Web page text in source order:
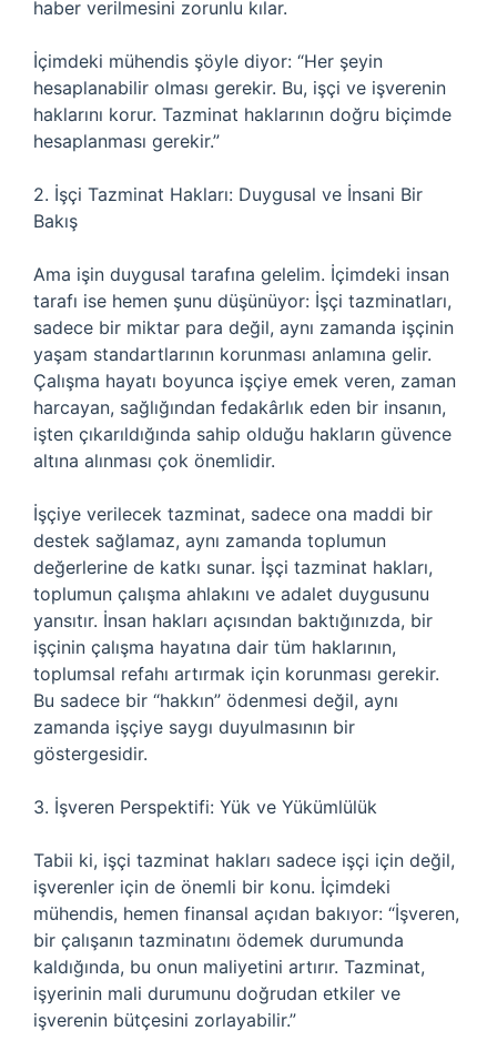
haber verilmesini zorunlu kılar.
İçimdeki mühendis şöyle diyor: “Her şeyin
hesaplanabilir olması gerekir. Bu, işçi ve işverenin
haklarını korur. Tazminat haklarının doğru biçimde
hesaplanması gerekir.”
2. İşçi Tazminat Hakları: Duygusal ve İnsani Bir
Bakış
Ama işin duygusal tarafına gelelim. İçimdeki insan
tarafı ise hemen şunu düşünüyor: İşçi tazminatları,
sadece bir miktar para değil, aynı zamanda işçinin
yaşam standartlarının korunması anlamına gelir.
Çalışma hayatı boyunca işçiye emek veren, zaman
harcayan, sağlığından fedakârlık eden bir insanın,
işten çıkarıldığında sahip olduğu hakların güvence
altına alınması çok önemlidir.
İşçiye verilecek tazminat, sadece ona maddi bir
destek sağlamaz, aynı zamanda toplumun
değerlerine de katkı sunar. İşçi tazminat hakları,
toplumun çalışma ahlakını ve adalet duygusunu
yansıtır. İnsan hakları açısından baktığınızda, bir
işçinin çalışma hayatına dair tüm haklarının,
toplumsal refahı artırmak için korunması gerekir.
Bu sadece bir “hakkın” ödenmesi değil, aynı
zamanda işçiye saygı duyulmasının bir
göstergesidir.
3. İşveren Perspektifi: Yük ve Yükümlülük
Tabii ki, işçi tazminat hakları sadece işçi için değil,
işverenler için de önemli bir konu. İçimdeki
mühendis, hemen finansal açıdan bakıyor: “İşveren,
bir çalışanın tazminatını ödemek durumunda
kaldığında, bu onun maliyetini artırır. Tazminat,
işyerinin mali durumunu doğrudan etkiler ve
işverenin bütçesini zorlayabilir.”